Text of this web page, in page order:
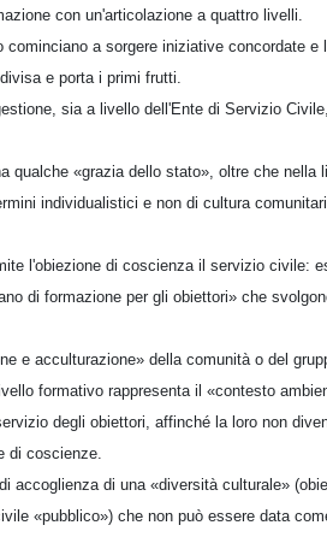
con un'articolazione a quattro livelli.
a sorgere iniziative concordate e
e porta i primi frutti.
sia a livello dell'Ente di Servizio
qualche «grazia dello stato», oltre che nella
individualistici e non di cultura
l'obiezione di coscienza il servizio civile:
di formazione per gli obiettori» che
e acculturazione» della comunità o del
formativo rappresenta il «contesto
degli obiettori, affinché la loro non
di coscienze.
accoglienza di una «diversità culturale»
«pubblico») che non può essere data